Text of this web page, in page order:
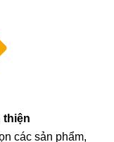
thiện
các sản phẩm,